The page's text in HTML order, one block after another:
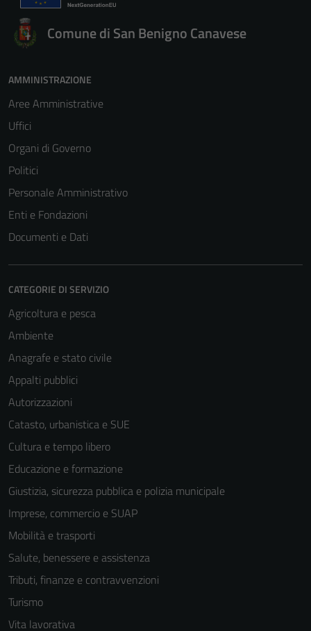
Comune di San Benigno Canavese
AMMINISTRAZIONE
Aree Amministrative
Uffici
Organi di Governo
Politici
Personale Amministrativo
Enti e Fondazioni
Documenti e Dati
CATEGORIE DI SERVIZIO
Agricoltura e pesca
Ambiente
Anagrafe e stato civile
Appalti pubblici
Autorizzazioni
Catasto, urbanistica e SUE
Cultura e tempo libero
Educazione e formazione
Giustizia, sicurezza pubblica e polizia municipale
Imprese, commercio e SUAP
Mobilità e trasporti
Salute, benessere e assistenza
Tributi, finanze e contravvenzioni
Turismo
Vita lavorativa
funzionamento